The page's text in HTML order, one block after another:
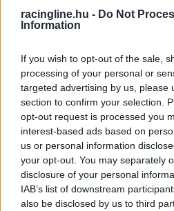
racingline.hu - Do Not
Information
If you wish to opt-out of the sale,
processing of your personal or
targeted advertising by us, please
section to confirm your selection.
opt-out request is processed you
interest-based ads based on
us or personal information
your opt-out. You may separately
disclosure of your personal
IAB’s list of downstream
also be disclosed by us to third
TCR / 2024. OKT. 2.
Csapatbajnoki
Europe idényét